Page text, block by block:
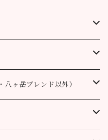
ヶ岳ブレンド以外）